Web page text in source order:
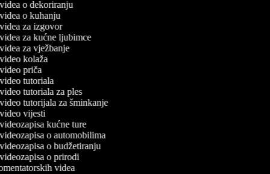
videa o dekoriranju
videa o kuhanju
videa za izgovor
videa za kućne ljubimce
videa za vježbanje
kolaža
priča
video tutoriala
video tutoriala za ples
video tutorijala za šminkanje
video vijesti
videozapisa kućne ture
videozapisa o automobilima
videozapisa o budžetiranju
videozapisa o prirodi
videa